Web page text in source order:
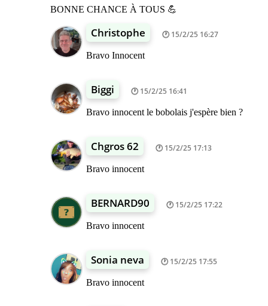
BONNE CHANCE À TOUS 💪
Christophe 15/2/25 16:27
Bravo Innocent
Biggi 15/2/25 16:41
Bravo innocent le bobolais j'espère bien ?
Chgros 62 15/2/25 17:13
Bravo innocent
BERNARD90 15/2/25 17:22
Bravo innocent
Sonia neva 15/2/25 17:55
Bravo innocent